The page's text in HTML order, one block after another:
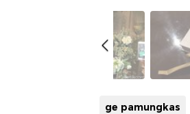
ge pamungkas